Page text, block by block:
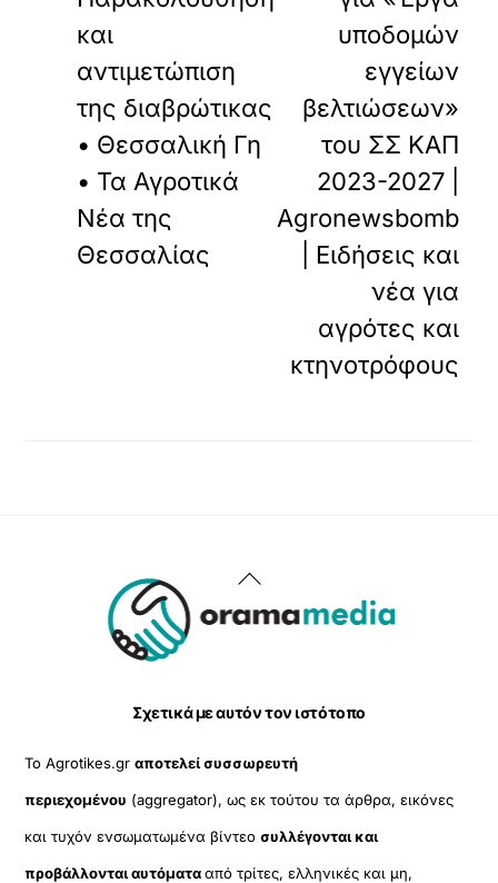
και
αντιμετώπιση
της διαβρώτικας
• Θεσσαλική Γη
• Τα Αγροτικά
Νέα της
Θεσσαλίας
υποδομών
εγγείων
βελτιώσεων»
του ΣΣ ΚΑΠ
2023-2027 |
Agronewsbomb
| Ειδήσεις και
νέα για
αγρότες και
κτηνοτρόφους
Back
To
Σχετικά με αυτόν τον ιστότοπο
Το Agrotikes.grαποτελεί συσσωρευτή
περιεχομένου (aggregator), ως εκ τούτου τα άρθρα, εικόνες
και τυχόν ενσωματωμένα βίντεοσυλλέγονται και
προβάλλονται αυτόματααπό τρίτες, ελληνικές και μη,